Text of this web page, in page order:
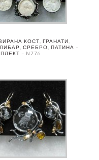
КОСТ, ГРАНАТИ,
СРЕБРО, ПАТИНА –
– N776